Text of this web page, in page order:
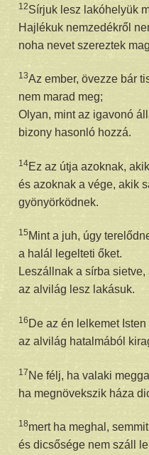
12Sírjuk lesz lakóhelyük
Hajlékuk nemzedékről
noha nevet szereztek
13Az ember, övezze bár
nem marad meg;
Olyan, mint az igavonó
bizony hasonló hozzá.
14Ez az útja azoknak,
és azoknak a vége, akik
gyönyörködnek.
15Mint a juh, úgy
a halál legelteti őket.
Leszállnak a sírba
az alvilág lesz lakásuk.
16 De az én lelkemet
az alvilág hatalmából
17 Ne félj, ha valaki
ha megnövekszik háza
18mert ha meghal,
és dicsősége nem száll